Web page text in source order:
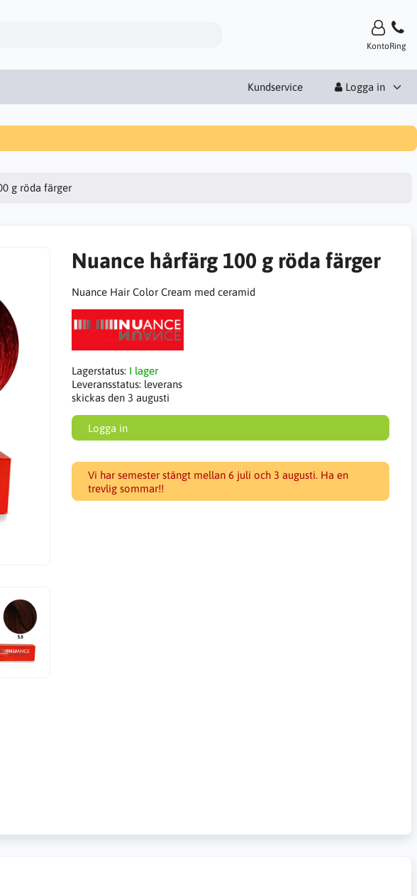
KontoRing
Kundservice Logga in
g röda färger
Nuance hårfärg 100 g röda färger
Nuance Hair Color Cream med ceramid
Lagerstatus: I lager
Leveransstatus: leverans
skickas den 3 augusti
Logga in
Vi har semester stängt mellan 6 juli och 3 augusti. Ha en
trevlig sommar!!